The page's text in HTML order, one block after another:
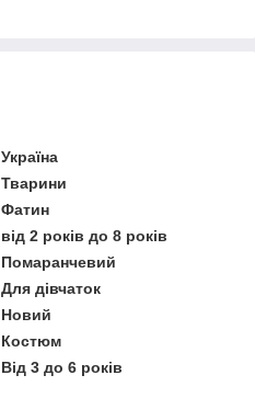
Україна
Тварини
Фатин
від 2 років до 8 років
Помаранчевий
Для дівчаток
Новий
Костюм
Від 3 до 6 років